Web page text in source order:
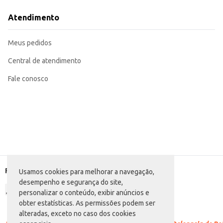
Usamos cookies para melhorar a navegação,
desempenho e segurança do site,
personalizar o conteúdo, exibir anúncios e
obter estatísticas. As permissões podem ser
alteradas, exceto no caso dos cookies
Pode ser utilizado na preparação de curries e pratos da culinária oriental.
O Cravo da Índia CPA em sachê de 10g proporciona praticidade e conservação do
Marca: CPA
Categoria: Ervas e especiarias
EAN: 7896790800073
Atendimento
Meus pedidos
Central de atendimento
Fale conosco
Formas de pagamento